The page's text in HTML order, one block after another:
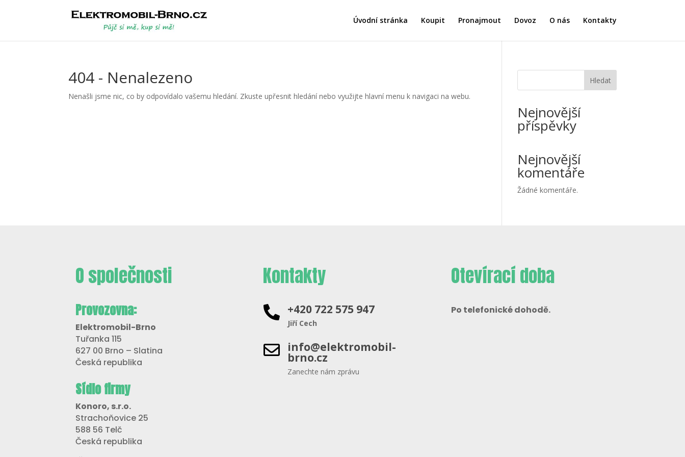
Úvodní stránka Koupit Pronajmout Dovoz O nás Kontakty
404 - Nenalezeno
Nenašli jsme nic, co by odpovídalo vašemu hledání. Zkuste upřesnit hledání nebo využijte hlavní menu k navigaci na webu.
Hledat
Nejnovější
příspěvky
Nejnovější
komentáře
Žádné komentáře.
O společnosti
Provozovna:
Elektromobil-Brno
Tuřanka 115
627 00 Brno – Slatina
Česká republika
Sídlo firmy
Konoro, s.r.o.
Strachoňovice 25
588 56 Telč
Česká republika
Kontakty
 +420 722 575 947
Jiří Cech
 info@elektromobil-
brno.cz
Zanechte nám zprávu
Otevírací doba
Po telefonické dohodě.